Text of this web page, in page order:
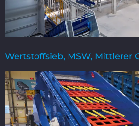
Wertstoffsieb, MSW, Mittlerer